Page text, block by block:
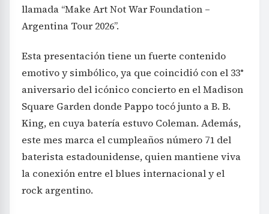
llamada “Make Art Not War Foundation –
Argentina Tour 2026”.
Esta presentación tiene un fuerte contenido
emotivo y simbólico, ya que coincidió con el 33°
aniversario del icónico concierto en el Madison
Square Garden donde Pappo tocó junto a B. B.
King, en cuya batería estuvo Coleman. Además,
este mes marca el cumpleaños número 71 del
baterista estadounidense, quien mantiene viva
la conexión entre el blues internacional y el
rock argentino.